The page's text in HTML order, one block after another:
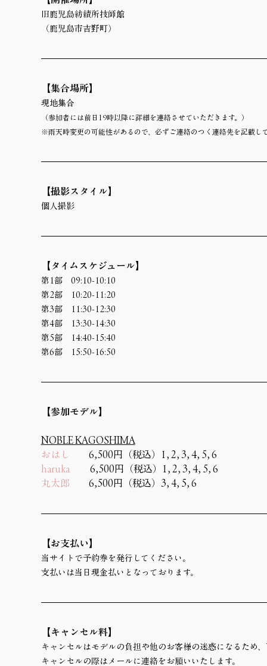
旧鹿児島紡績所技師館
（鹿児島市吉野町）
【集合場所】
現地集合
（参加者には前日19時以降に詳細を連絡させていただきます。）
※雨天時変更の可能性があるので、必ずご連絡のつく連絡先を記載し
【撮影スタイル】
個人撮影
【タイムスケジュール】
第1部　09:10-10:10
第2部　10:20-11:20
第3部　11:30-12:30
第4部　13:30-14:30
第5部　14:40-15:40
第6部　15:50-16:50
【参加モデル】
NOBLE KAGOSHIMA
おはし
6,500円（税込）1, 2, 3, 4, 5, 6
haruka 6,500円（税込）1, 2, 3, 4, 5, 6
丸太郎 6,500円（税込）3, 4, 5, 6
【お支払い】
当サイトで予約券を発行してください。
支払いは当日現金払いとなっております。
【キャンセル料】
キャンセルはモデルの負担や他のお客様の迷惑になるため
キャンセルの際はメールに連絡をお願いいたします。